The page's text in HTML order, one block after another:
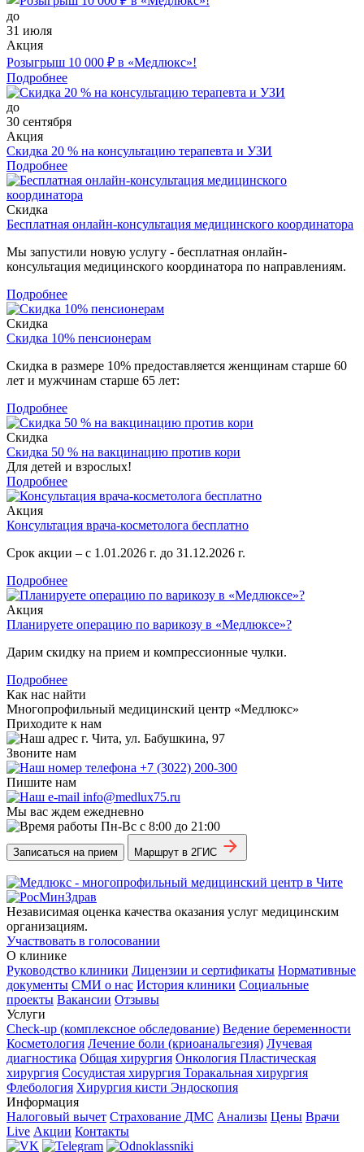
до
31 июля
Акция
Розыгрыш 10 000 ₽ в «Медлюкс»!
Подробнее
до
30 сентября
Акция
Скидка 20 % на консультацию терапевта и УЗИ
Подробнее
Скидка
Бесплатная онлайн-консультация медицинского координатора
Мы запустили новую услугу - бесплатная онлайн-
консультация медицинского координатора по направлениям.
Подробнее
Скидка
Скидка 10% пенсионерам
Скидка в размере 10% предоставляется женщинам старше 60
лет и мужчинам старше 65 лет:
Подробнее
Скидка
Скидка 50 % на вакцинацию против кори
Для детей и взрослых!
Подробнее
Акция
Консультация врача-косметолога бесплатно
Срок акции – с 1.01.2026 г. до 31.12.2026 г.
Подробнее
Акция
Планируете операцию по варикозу в «Медлюксе»?
Дарим скидку на прием и компрессионные чулки.
Подробнее
Как нас найти
Многопрофильный медицинский центр «Медлюкс»
Приходите к нам
г. Чита, ул. Бабушкина, 97
Звоните нам
+7 (3022) 200-300
Пишите нам
info@medlux75.ru
Мы вас ждем ежедневно
Пн-Вс с 8:00 до 21:00
Записаться на прием Маршрут в 2ГИС
Независимая оценка качества оказания услуг медицинским
организациям.
Участвовать в голосовании
О клинике
Руководство клиники Лицензии и сертификаты Нормативные
документы СМИ о нас История клиники Социальные
проекты Вакансии Отзывы
Услуги
Check-up (комплексное обследование) Ведение беременности
Косметология Лечение боли (криоанальгезия) Лучевая
диагностика Общая хирургия Онкология Пластическая
хирургия Сосудистая хирургия Торакальная хирургия
Флебология Хирургия кисти Эндоскопия
Информация
Налоговый вычет Страхование ДМС Анализы Цены Врачи
Live Акции Контакты